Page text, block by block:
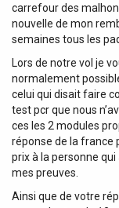
carrefour des
nouvelle de mon
semaines tous les
Lors de notre vol je
normalement
celui qui disait faire
test pcr que nous
ces les 2 modules
réponse de la france
prix à la personne
mes preuves.
Ainsi que de votre